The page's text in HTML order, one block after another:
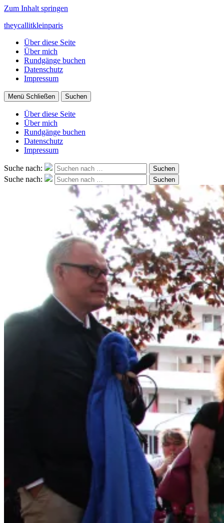
Zum Inhalt springen
theycallitkleinparis
Über diese Seite
Über mich
Rundgänge buchen
Datenschutz
Impressum
Menü Schließen Suchen
Über diese Seite
Über mich
Rundgänge buchen
Datenschutz
Impressum
Suche nach: Suchen
Suche nach: Suchen